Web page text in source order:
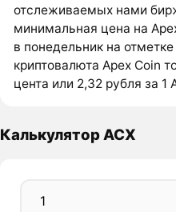
отслеживаемых нами
минимальная цена на
в понедельник на
криптовалюта Apex Coin
цента или 2,32 рубля за 1
Калькулятор ACX